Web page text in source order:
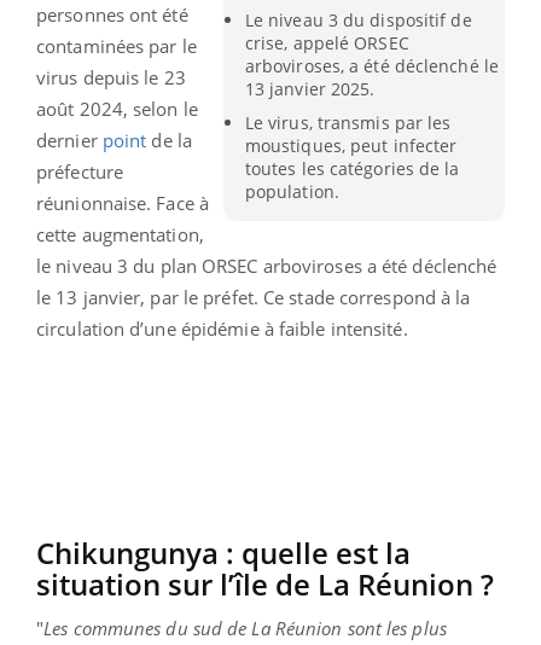
Le niveau 3 du dispositif de
crise, appelé ORSEC
arboviroses, a été déclenché le
13 janvier 2025.
Le virus, transmis par les
moustiques, peut infecter
toutes les catégories de la
population.
personnes ont été
contaminées par le
virus depuis le 23
août 2024, selon le
dernier point de la
préfecture
réunionnaise. Face à
cette augmentation,
le niveau 3 du plan ORSEC arboviroses a été déclenché
le 13 janvier, par le préfet. Ce stade correspond à la
circulation d’une épidémie à faible intensité.
Chikungunya : quelle est la
situation sur l’île de La Réunion ?
"Les communes du sud de La Réunion sont les plus